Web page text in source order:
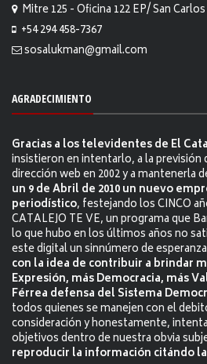
Mitre 125 - Oficina 122 EP/ San
+54 294 458-7367
sosalukman@gmail.com
AGRADECIMIENTO
Gracias a los televidentes de El
insistieron en intentarlo, a la previsión
dirección web en 2002 y a mantenerla
un 9 de Abril de 2010 un nuevo
periodístico, festejando los CINCO
CATALEJO TE VE, un programa que
lo que hubo en los últimos años no
este digital un sinnúmero de
con la idea de contribuir a brindar
Expresión, más Democracia, más
Férrea defensa del Sistema
todos quienes se manejen con el
consideración y honestamente,
objetivos dentro de nuestra obvia
reproducir la información citándo